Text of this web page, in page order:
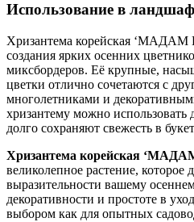
Использование в
Хризантема корейская ‘МАДАМ
создания ярких осенних
миксбордеров. Её крупные,
цветки отлично сочетаются с
многолетниками и
хризантему можно использовать
долго сохраняют свежесть в
Хризантема корейская
великолепное растение, которое
выразительности вашему
декоративности и простоте в
выбором как для опытных